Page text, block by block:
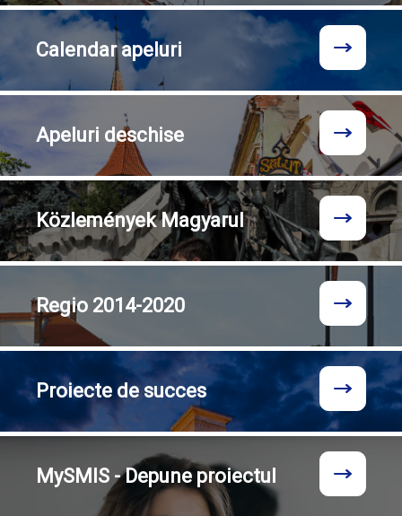
Calendarapeluri
Apeluri deschise
KözleményekMagyarul
Regio 2014-2020
Proiecte de succes
MySMIS - Depune proiectul